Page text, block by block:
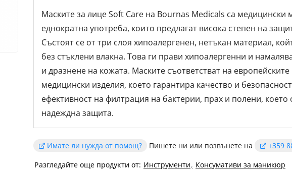
Маските за лице Soft Care на Bournas Medicals са медицински
еднократна употреба, които предлагат висока степен на
Състоят се от три слоя хипоалергенен, нетъкан материал,
без стъклени влакна. Това ги прави хипоалергенни и
и дразнене на кожата. Маските съответстват на европейските
медицински изделия, което гарантира качество и
ефективност на филтрация на бактерии, прах и полени, което
надеждна защита.
Имате ли нужда от помощ? Пишете ни или позвънете на
+359
Разгледайте още продукти от: Инструменти Консумативи за маникюр